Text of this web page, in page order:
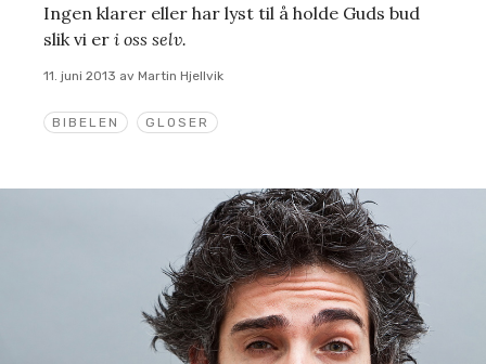
BIBELEN GLOSER
Ingen klarer eller har lyst til å holde Guds bud
slik vi er i oss selv.
11. juni 2013 av Martin Hjellvik